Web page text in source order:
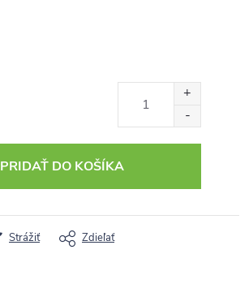
PRIDAŤ DO KOŠÍKA
Strážiť Zdieľať